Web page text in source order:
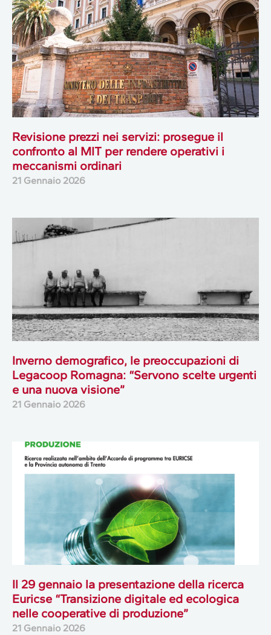
Revisione prezzi nei servizi: prosegue il
confronto al MIT per rendere operativi i
meccanismi ordinari
21 Gennaio 2026
Inverno demografico, le preoccupazioni di
Legacoop Romagna: “Servono scelte urgenti
e una nuova visione”
21 Gennaio 2026
Il 29 gennaio la presentazione della ricerca
Euricse “Transizione digitale ed ecologica
nelle cooperative di produzione”
21 Gennaio 2026